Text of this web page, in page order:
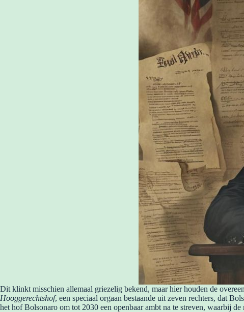
Dit klinkt misschien allemaal griezelig bekend, maar hier houden de
Hooggerechtshof, een speciaal orgaan bestaande uit zeven rechters, dat
het hof Bolsonaro om tot 2030 een openbaar ambt na te streven, waarbij